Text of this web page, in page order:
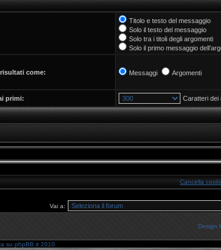
Titolo e testo del messaggio
Solo il testo del messaggio
Solo tra i titoli degli argomenti
Solo il primo messaggio
come: Messaggi Argomenti
primi: Caratteri dei
Cancella
Vai a:
Design
su phpBB.it 2010